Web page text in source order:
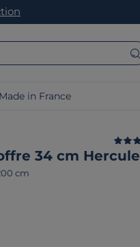
Made in France
34 cm Hercule
cm